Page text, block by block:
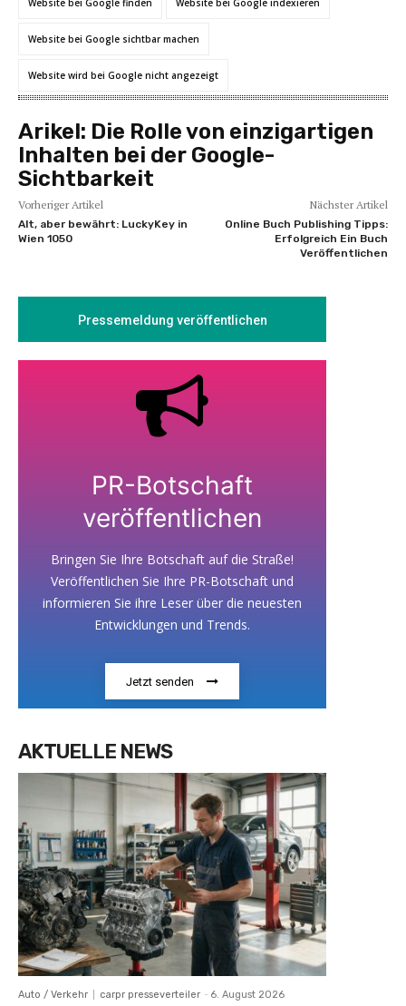
Website bei Google finden Website bei Google indexieren
Website bei Google sichtbar machen
Website wird bei Google nicht angezeigt
Arikel: Die Rolle von einzigartigen
Inhalten bei der Google-
Sichtbarkeit
Vorheriger Artikel
Alt, aber bewährt: LuckyKey in
Wien 1050
Nächster Artikel
Online Buch Publishing Tipps:
Erfolgreich Ein Buch
Veröffentlichen
Pressemeldung veröffentlichen
PR-Botschaft
veröffentlichen
Bringen Sie Ihre Botschaft auf die Straße!
Veröffentlichen Sie Ihre PR-Botschaft und
informieren Sie ihre Leser über die neuesten
Entwicklungen und Trends.
Jetzt senden
AKTUELLE NEWS
Auto / Verkehr carpr presseverteiler - 6. August 2026